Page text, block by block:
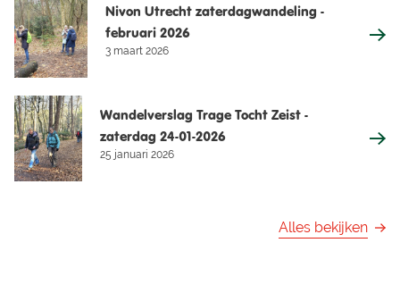
Nivon Utrecht zaterdagwandeling -
februari 2026
3 maart 2026
Wandelverslag Trage Tocht Zeist -
zaterdag 24-01-2026
25 januari 2026
Alles bekijken